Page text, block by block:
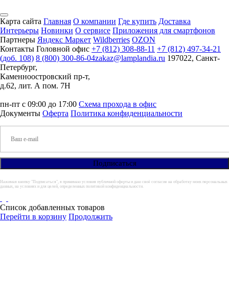
Карта сайта Главная О компании Где купить Доставка
Интерьеры Новинки О сервисе Приложения для смартфонов
Партнеры Яндекс Маркет Wildberries OZON
Контакты Головной офис +7 (812) 308-88-11 +7 (812) 497-34-21
(доб. 108) 8 (800) 300-86-04zakaz@lamplandia.ru 197022, Санкт-
Петербург,
Каменноостровский пр-т,
д.62, лит. А пом. 7Н
пн-пт с 09:00 до 17:00 Схема прохода в офис
Документы Оферта Политика конфиденциальности
Нажимая кнопку "Подписаться", я принимаю условия публичной оферты и даю своё согласие на обработку моих персональных
данных, на условиях и для целей, определенных политикой конфиденциальности.
Список добавленных товаров
Перейти в корзину Продолжить